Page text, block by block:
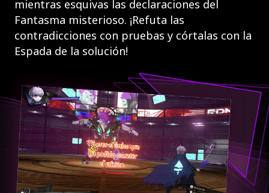
mientras esquivas las declaraciones del
Fantasma misterioso. ¡Refuta las
contradicciones con pruebas y córtalas con la
Espada de la solución!